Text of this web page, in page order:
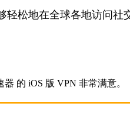
松地在全球各地访问社